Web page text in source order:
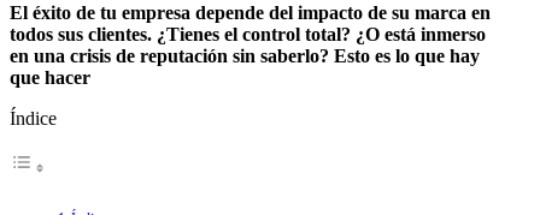
El éxito de tu empresa depende del impacto de su marca en
todos sus clientes. ¿Tienes el control total? ¿O está inmerso
en una crisis de reputación sin saberlo? Esto es lo que hay
que hacer
Índice